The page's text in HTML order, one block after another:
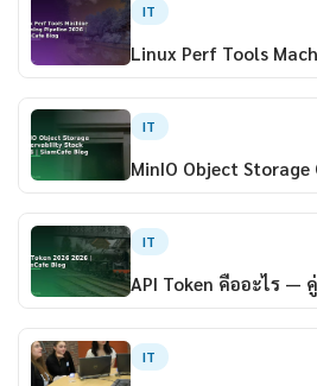
IT
Linux Perf Tools
IT
MinIO Object
IT
API Token คืออะไร —
IT